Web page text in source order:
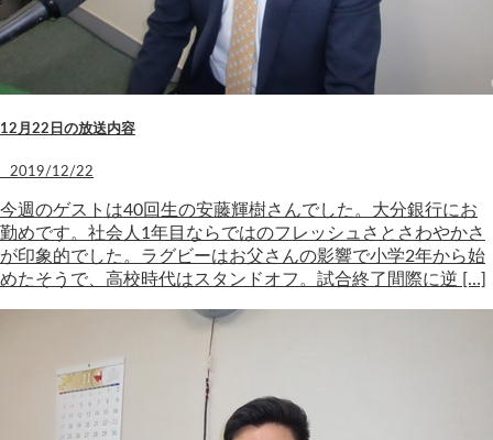
12月22日の放送内容
2019/12/22
今週のゲストは40回生の安藤輝樹さんでした。大分銀行にお
勤めです。社会人1年目ならではのフレッシュさとさわやかさ
が印象的でした。ラグビーはお父さんの影響で小学2年から始
めたそうで、高校時代はスタンドオフ。試合終了間際に逆 […]